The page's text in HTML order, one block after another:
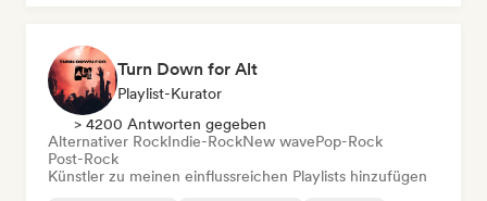
Turn Down for Alt
Playlist-Kurator
> 4200 Antworten gegeben
Alternativer RockIndie-RockNew wavePop-Rock
Post-Rock
Künstler zu meinen einflussreichen Playlists hinzufügen